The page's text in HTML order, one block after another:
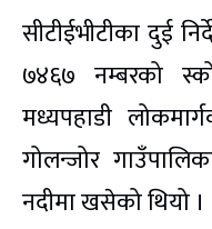
सीटीईभीटीका दुई
७४६७ नम्बरको
मध्यपहाडी
गोलन्जोर
नदीमा खसेको थियो ।